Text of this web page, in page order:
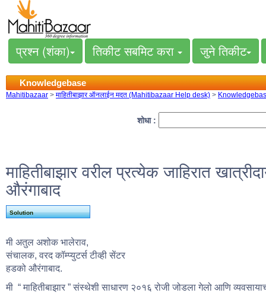
प्रश्न (शंका) तिकीट सबमिट करा जुने तिकीट
Knowledgebase
Mahitibazaar > माहितीबाझार ऑनलाईन मदत (Mahitibazaar Help desk) >
शोधा :
माहितीबाझार वरील प्रत्येक जाहिरात
औरंगाबाद
Solution
मी अतुल अशोक भालेराव,
संचालक, वरद कॉम्प्युटर्स टीव्ही सेंटर
हडको औरंगाबाद.
मी “ माहितीबाझार ” संस्थेशी साधारण २०१६ रोजी जोडला गेलो आणि